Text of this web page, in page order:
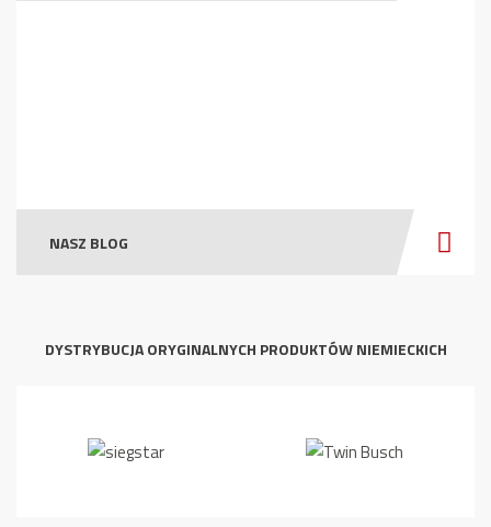
NASZ BLOG
DYSTRYBUCJA ORYGINALNYCH PRODUKTÓW NIEMIECKICH